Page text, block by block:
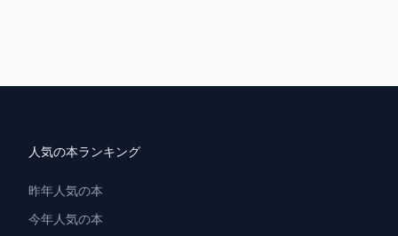
人気の本ランキング
昨年人気の本
今年人気の本